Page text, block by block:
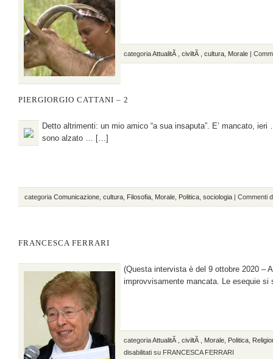
categoriaAttualitÃ civiltÃ cultura Morale |
PIERGIORGIO CATTANI – 2
Detto altrimenti: un mio amico “a sua insaputa”. E’ mancato,
sono alzato … […]
categoria Comunicazione cultura Filosofia Morale Politica sociologia | Commenti
FRANCESCA FERRARI
(Questa intervista è del 9 ottobre 2020 –
improvvisamente mancata. Le esequie
categoriaAttualitÃ civiltÃ Morale Politica
disabilitati su FRANCESCA FERRARI